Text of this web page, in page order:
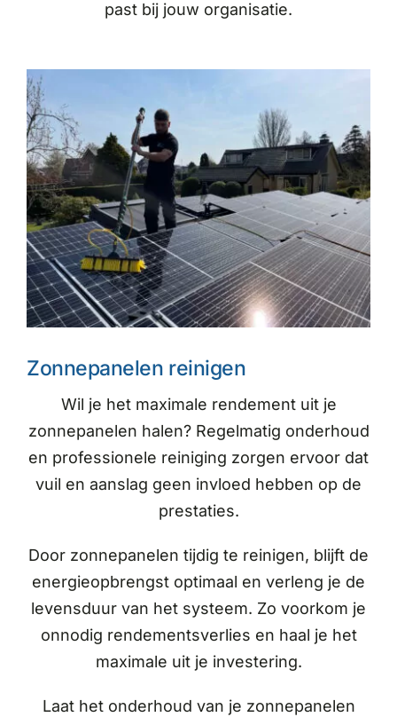
past bij jouw organisatie.
Zonnepanelen reinigen
Wil je het maximale rendement uit je
zonnepanelen halen? Regelmatig onderhoud
en professionele reiniging zorgen ervoor dat
vuil en aanslag geen invloed hebben op de
prestaties.
Door zonnepanelen tijdig te reinigen, blijft de
energieopbrengst optimaal en verleng je de
levensduur van het systeem. Zo voorkom je
onnodig rendementsverlies en haal je het
maximale uit je investering.
Laat het onderhoud van je zonnepanelen